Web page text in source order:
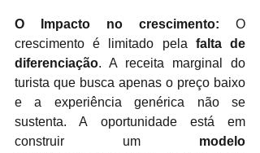
O Impacto no crescimento: O
crescimento é limitado pela falta de
diferenciação. A receita marginal do
turista que busca apenas o preço baixo
e a experiência genérica não se
sustenta. A oportunidade está em
construir um modelo